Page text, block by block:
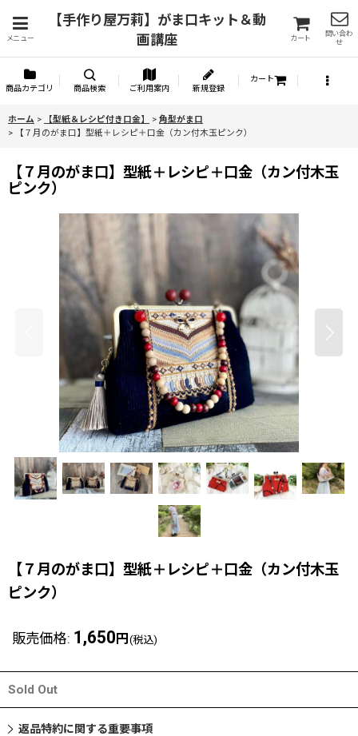
メニュー
【手作り屋万莉】がま口キット＆動
画講座
カート
問い合わ
せ
商品カテゴリ 商品検索 ご利用案内 新規登録
カート
ホーム > 【型紙＆レシピ付き口金】 > 角型がま口
>
【７月のがま口】型紙＋レシピ＋口金（カン付木玉ピンク）
【７月のがま口】型紙＋レシピ＋口金（カン付木玉
ピンク）
【７月のがま口】型紙＋レシピ＋口金（カン付木玉
ピンク）
販売価格: 1,650 円 (税込)
Sold Out
返品特約に関する重要事項